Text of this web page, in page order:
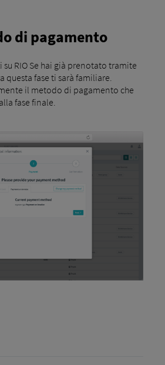
di pagamento
su RIO Se hai già prenotato tramite
fase ti sarà familiare.
il metodo di pagamento che
fase finale.